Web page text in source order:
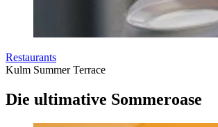
Restaurants
Kulm Summer Terrace
Die ultimative Sommeroase